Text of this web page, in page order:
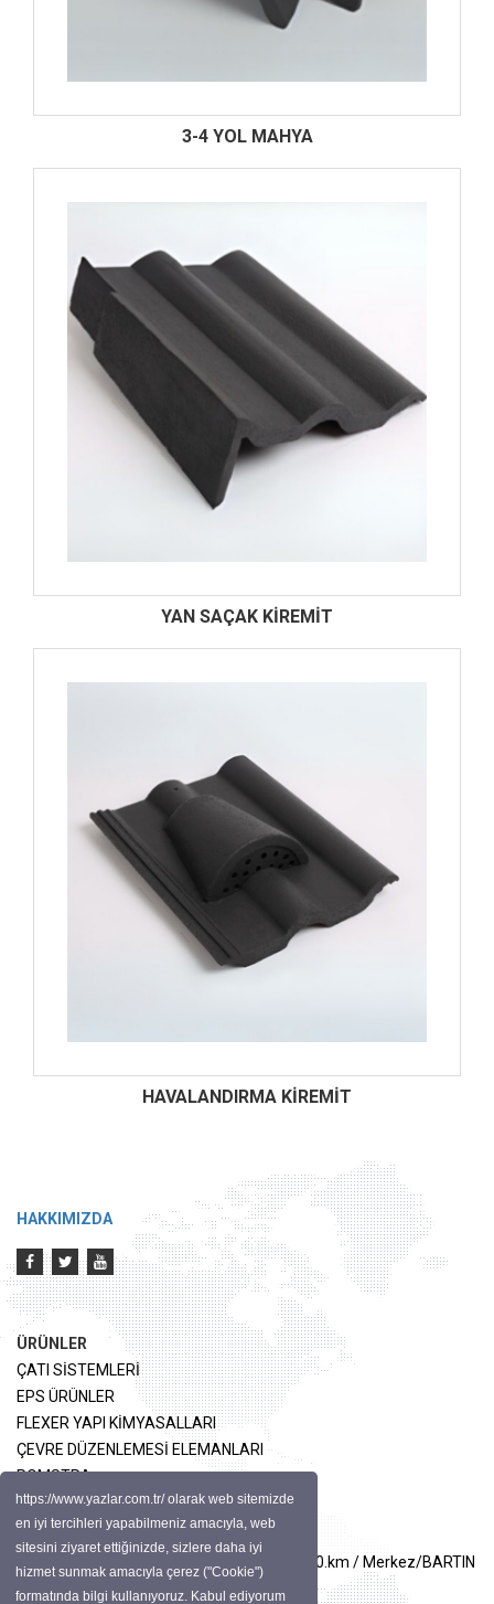
https://www.yazlar.com.tr/ olarak web sitemizde
en iyi tercihleri yapabilmeniz amacıyla, web
sitesini ziyaret ettiğinizde, sizlere daha iyi
hizmet sunmak amacıyla çerez ("Cookie")
formatında bilgi kullanıyoruz. Kabul ediyorum
3-4 YOL MAHYA
YAN SAÇAK KIREMIT
HAVALANDIRMA KIREMIT
HAKKIMIZDA
ÜRÜNLER
ÇATI SİSTEMLERİ
EPS ÜRÜNLER
FLEXER YAPI KİMYASALLARI
ÇEVRE DÜZENLEMESİ ELEMANLARI
POMSTRA
İLETİŞİM
ADRES: Terkehaliller Safranbolu Karayolu 10.km / Merkez/BARTIN
TELEFON: 0(378) 264 55 55